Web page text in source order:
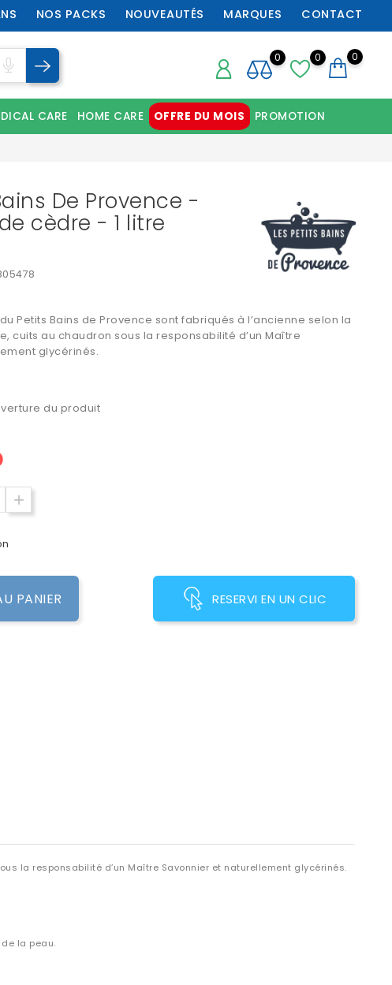
NOS PACKS NOUVEAUTÉS MARQUES CONTACT
0 0
0
CARE HOME CARE OFFRE DU MOIS PROMOTION
De Provence -
cèdre - 1 litre
Petits Bains de Provence sont fabriqués à l’ancienne selon la
cuits au chaudron sous la responsabilité d’un Maître
glycérinés.
du produit
PANIER RESERVI EN UN CLIC
la responsabilité d’un Maître Savonnier et naturellement glycérinés.
la peau.